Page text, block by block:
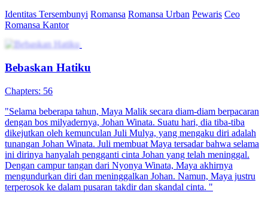
Identitas Tersembunyi Romansa Romansa Urban Pewaris Ceo
Romansa Kantor
Bebaskan Hatiku
Chapters: 56
"Selama beberapa tahun, Maya Malik secara diam-diam berpacaran
dengan bos milyadernya, Johan Winata. Suatu hari, dia tiba-tiba
dikejutkan oleh kemunculan Juli Mulya, yang mengaku diri adalah
tunangan Johan Winata. Juli membuat Maya tersadar bahwa selama
ini dirinya hanyalah pengganti cinta Johan yang telah meninggal.
Dengan campur tangan dari Nyonya Winata, Maya akhirnya
mengundurkan diri dan meninggalkan Johan. Namun, Maya justru
terperosok ke dalam pusaran takdir dan skandal cinta. "